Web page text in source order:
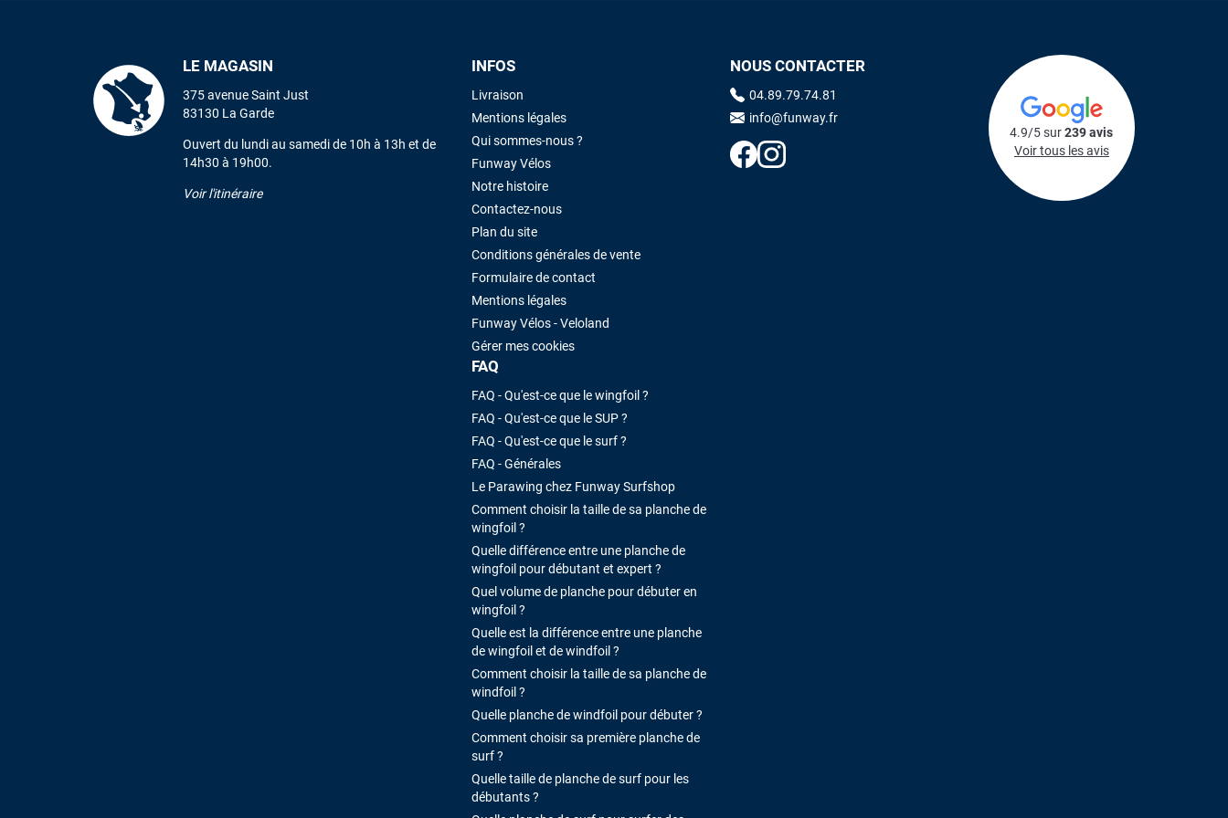
LE MAGASIN
375 avenue Saint Just
83130 La Garde
Ouvert du lundi au samedi de 10h à 13h et de
14h30 à 19h00.
Voir l'itinéraire
INFOS
Livraison
Mentions légales
Qui sommes-nous ?
Funway Vélos
Notre histoire
Contactez-nous
Plan du site
Conditions générales de vente
Formulaire de contact
Mentions légales
Funway Vélos - Veloland
Gérer mes cookies
FAQ
FAQ - Qu'est-ce que le wingfoil ?
FAQ - Qu'est-ce que le SUP ?
FAQ - Qu'est-ce que le surf ?
FAQ - Générales
Le Parawing chez Funway Surfshop
Comment choisir la taille de sa planche de
wingfoil ?
Quelle différence entre une planche de
wingfoil pour débutant et expert ?
Quel volume de planche pour débuter en
wingfoil ?
Quelle est la différence entre une planche
de wingfoil et de windfoil ?
Comment choisir la taille de sa planche de
windfoil ?
Quelle planche de windfoil pour débuter ?
Comment choisir sa première planche de
surf ?
Quelle taille de planche de surf pour les
débutants ?
NOUS CONTACTER
04.89.79.74.81
info@funway.fr
4.9/5 sur239 avis
Voir tous les avis